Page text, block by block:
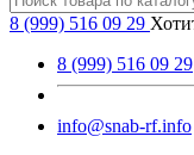
8 (999) 516 09 29
8 (999) 516 09 29
info@snab-rf.info